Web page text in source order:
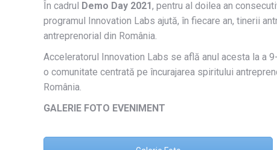
În cadrul Demo Day 2021, pentru al doilea an
programul Innovation Labs ajută, în fiecare an, tinerii
antreprenorial din România.
Acceleratorul Innovation Labs se află anul acesta la a
o comunitate centrată pe încurajarea spiritului
România.
GALERIE FOTO EVENIMENT